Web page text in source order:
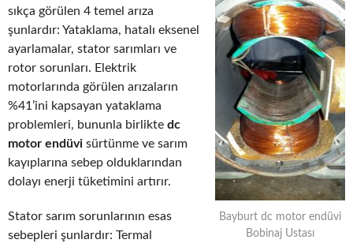
Bayburt dc motor endüvi
Bobinaj Ustası
sıkça görülen 4 temel arıza
şunlardır: Yataklama, hatalı eksenel
ayarlamalar, stator sarımları ve
rotor sorunları. Elektrik
motorlarında görülen arızaların
%41’ini kapsayan yataklama
problemleri, bununla birlikte dc
motor endüvi sürtünme ve sarım
kayıplarına sebep olduklarından
dolayı enerji tüketimini artırır.
Stator sarım sorunlarının esas
sebepleri şunlardır: Termal